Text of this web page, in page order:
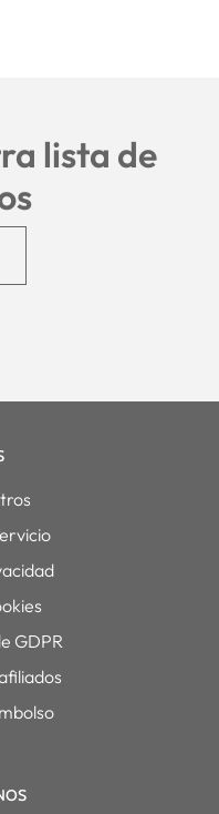
lista de
GDPR